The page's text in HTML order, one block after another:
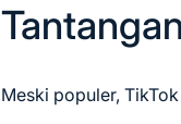
Meski populer,